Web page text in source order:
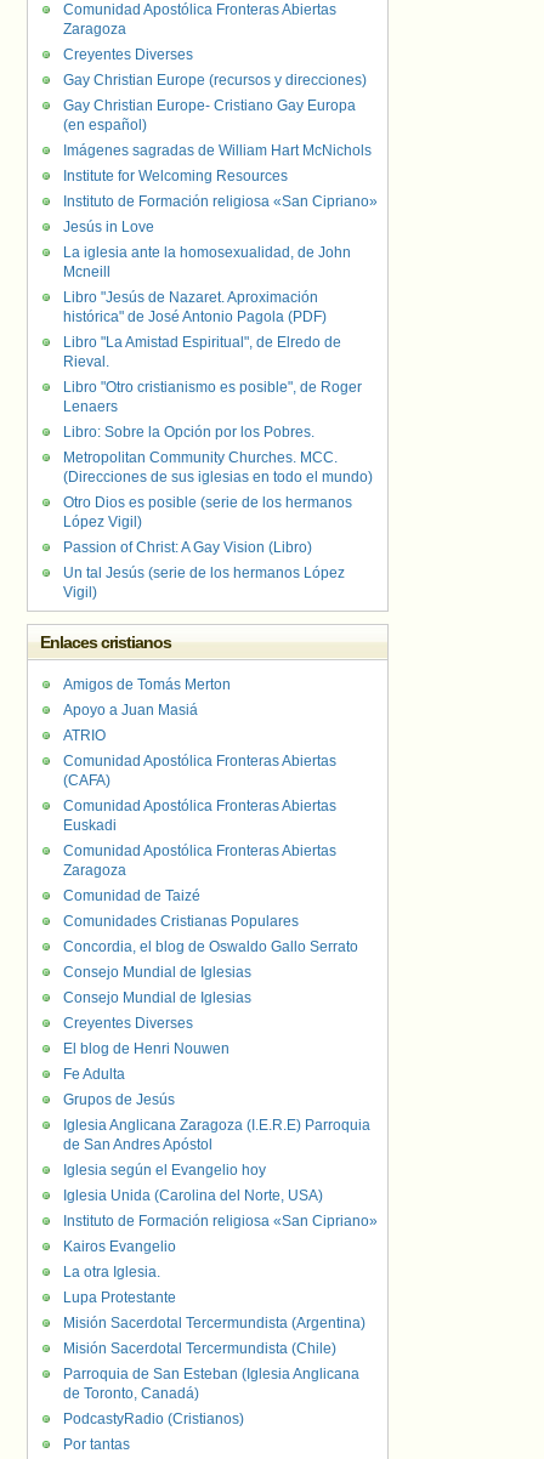
Comunidad Apostólica Fronteras Abiertas
Zaragoza
Creyentes Diverses
Gay Christian Europe (recursos y direcciones)
Gay Christian Europe- Cristiano Gay Europa
(en español)
Imágenes sagradas de William Hart McNichols
Institute for Welcoming Resources
Instituto de Formación religiosa «San Cipriano»
Jesús in Love
La iglesia ante la homosexualidad, de John
Mcneill
Libro "Jesús de Nazaret. Aproximación
histórica" de José Antonio Pagola (PDF)
Libro "La Amistad Espiritual", de Elredo de
Rieval.
Libro "Otro cristianismo es posible", de Roger
Lenaers
Libro: Sobre la Opción por los Pobres.
Metropolitan Community Churches. MCC.
(Direcciones de sus iglesias en todo el mundo)
Otro Dios es posible (serie de los hermanos
López Vigil)
Passion of Christ: A Gay Vision (Libro)
Un tal Jesús (serie de los hermanos López
Vigil)
Enlaces cristianos
Amigos de Tomás Merton
Apoyo a Juan Masiá
ATRIO
Comunidad Apostólica Fronteras Abiertas
(CAFA)
Comunidad Apostólica Fronteras Abiertas
Euskadi
Comunidad Apostólica Fronteras Abiertas
Zaragoza
Comunidad de Taizé
Comunidades Cristianas Populares
Concordia, el blog de Oswaldo Gallo Serrato
Consejo Mundial de Iglesias
Consejo Mundial de Iglesias
Creyentes Diverses
El blog de Henri Nouwen
Fe Adulta
Grupos de Jesús
Iglesia Anglicana Zaragoza (I.E.R.E) Parroquia
de San Andres Apóstol
Iglesia según el Evangelio hoy
Iglesia Unida (Carolina del Norte, USA)
Instituto de Formación religiosa «San Cipriano»
Kairos Evangelio
La otra Iglesia.
Lupa Protestante
Misión Sacerdotal Tercermundista (Argentina)
Misión Sacerdotal Tercermundista (Chile)
Parroquia de San Esteban (Iglesia Anglicana
de Toronto, Canadá)
PodcastyRadio (Cristianos)
Por tantas